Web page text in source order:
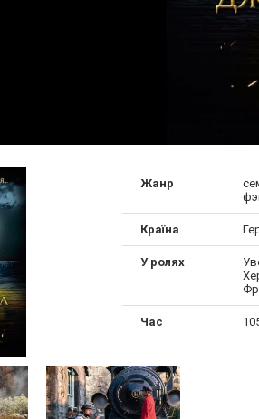
Жанр
Країна
У ролях
Час